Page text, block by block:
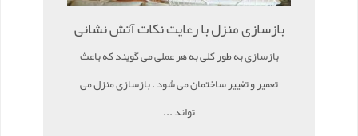
بازسازی منزل با رعایت نکات آتش نشانی
بازسازی به طور کلی به هر عملی می گویند که باعث
تعمیر و تغییر ساختمان می شود . بازسازی منزل می
تواند ...